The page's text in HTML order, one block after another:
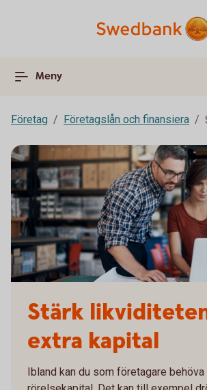
Meny
Företag Företagslån och finansiera
Stärk
extra kapital
Ibland kan du som företagare behöva